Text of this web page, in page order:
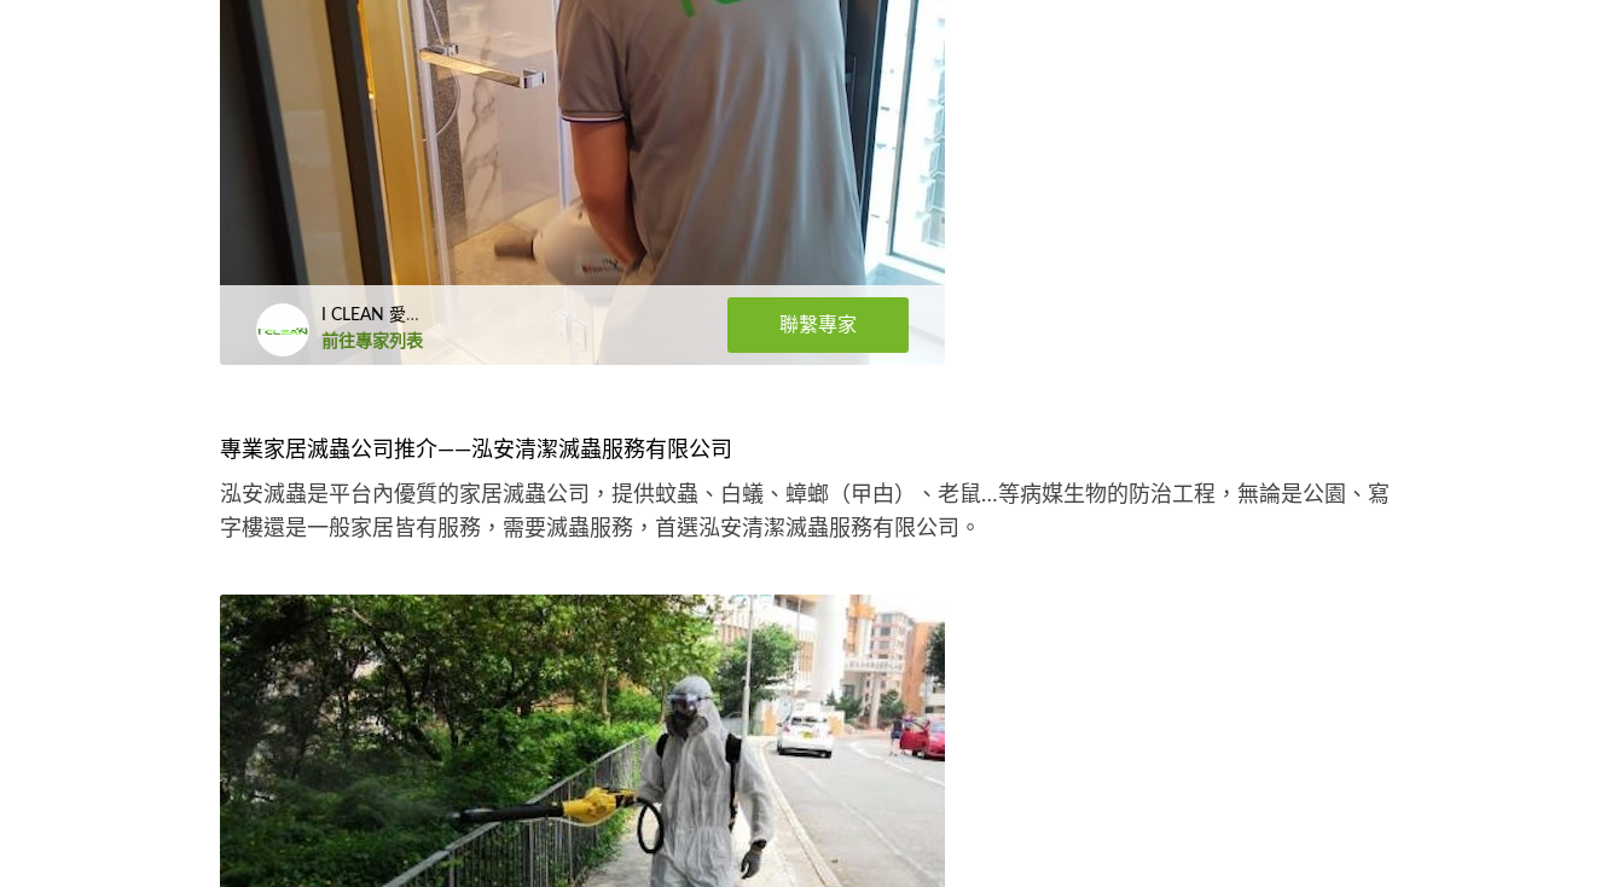
I CLEAN 愛舒適服務
前往專家列表
聯繫專家
專業家居滅蟲公司推介——泓安清潔滅蟲服務有限公司
泓安滅蟲是平台內優質的家居滅蟲公司，提供蚊蟲、白蟻、蟑螂（曱甴）、老鼠…等病媒生物的防治工程，無論是公園、寫
字樓還是一般家居皆有服務，需要滅蟲服務，首選泓安清潔滅蟲服務有限公司。